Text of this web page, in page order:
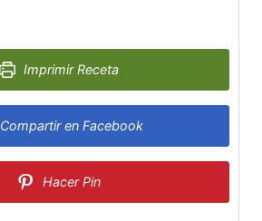
Imprimir Receta
Compartir en Facebook
Hacer Pin